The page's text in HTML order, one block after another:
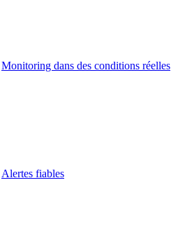
Monitoring dans des conditions réelles
Alertes fiables